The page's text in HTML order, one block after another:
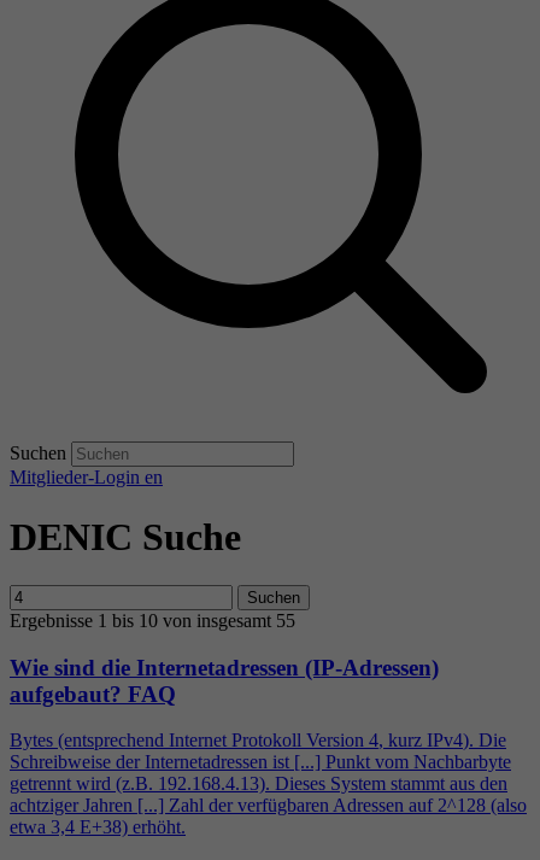
Suchen
Mitglieder-Login en
DENIC Suche
Suchen
Ergebnisse 1 bis 10 von insgesamt 55
Wie sind die Internetadressen (IP-Adressen)
aufgebaut? FAQ
Bytes (entsprechend Internet Protokoll Version 4, kurz IPv4). Die
Schreibweise der Internetadressen ist [...] Punkt vom Nachbarbyte
getrennt wird (z.B. 192.168.4.13). Dieses System stammt aus den
achtziger Jahren [...] Zahl der verfügbaren Adressen auf 2^128 (also
etwa 3,4 E+38) erhöht.